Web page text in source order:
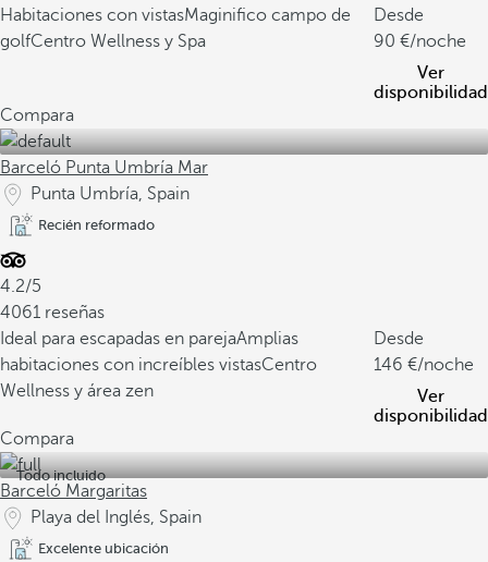
Habitaciones con vistasMaginifico campo de
golfCentro Wellness y Spa
Desde
90
/noche
Ver
disponibilidad
Compara
Barceló Punta Umbría Mar
Punta Umbría, Spain
Recién reformado
4.2/5
4061 reseñas
Ideal para escapadas en parejaAmplias
habitaciones con increíbles vistasCentro
Wellness y área zen
Desde
146
/noche
Ver
disponibilidad
Compara
Todo incluido
Barceló Margaritas
Playa del Inglés, Spain
Excelente ubicación